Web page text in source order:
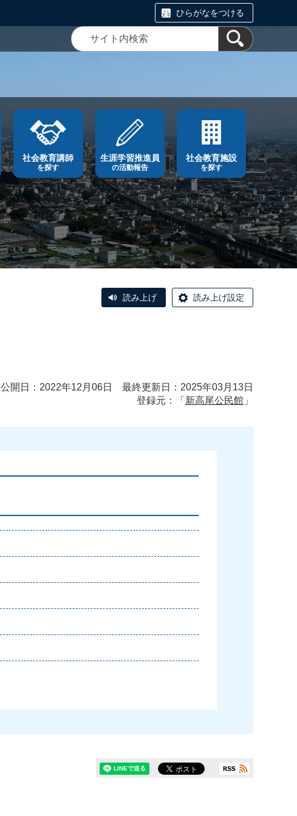
ひらがなをつける
社会教育講師
を探す
生涯学習推進員
の活動報告
社会教育施設
を探す
読み上げ 読み上げ設定
公開日：2022年12月06日 最終更新日：2025年03月13日
登録元：「 新高尾公民館 」